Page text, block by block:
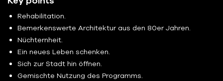
Rehabilitation.
Bemerkenswerte Architektur aus den 80er Jahren.
Nüchternheit.
Ein neues Leben schenken.
Sich zur Stadt hin öffnen.
Gemischte Nutzung des Programms.